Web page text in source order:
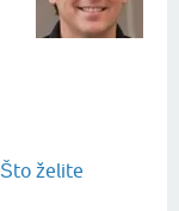
Što želite